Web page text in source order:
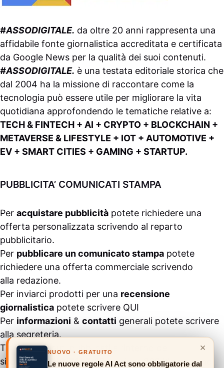
#ASSODIGITALE. da oltre 20 anni rappresenta una
affidabile fonte giornalistica accreditata e certificata
da Google News per la qualità dei suoi contenuti.
#ASSODIGITALE. è una testata editoriale storica che
dal 2004 ha la missione di raccontare come la
tecnologia può essere utile per migliorare la vita
quotidiana approfondendo le tematiche relative a:
TECH & FINTECH + AI + CRYPTO + BLOCKCHAIN +
METAVERSE & LIFESTYLE + IOT + AUTOMOTIVE +
EV + SMART CITIES + GAMING + STARTUP.
PUBBLICITA’ COMUNICATI STAMPA
Per acquistare pubblicità potete richiedere una
offerta personalizzata scrivendo al reparto
pubblicitario.
Per pubblicare un comunicato stampa potete
richiedere una offerta commerciale scrivendo
alla redazione.
Per inviarci prodotti per una recensione
giornalistica potete scrivere QUI
Per informazioni & contatti generali potete scrivere
alla segreteria.
Tutti i contenuti pubblicati all’interno del
sito #ASSODIGITALE.“Copyright 2024” non sono
×
NUOVO · GRATUITO
Le nuove regole AI Act sono obbligatorie dal